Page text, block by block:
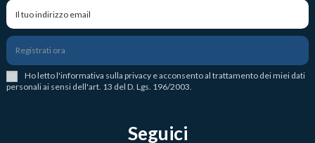
Registrati ora
Ho letto l'informativa sulla privacy e acconsento al trattamento dei miei dati
personali ai sensi dell'art. 13 del D. Lgs. 196/2003.
Seguici